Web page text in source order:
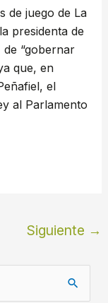
de juego de La
presidenta de
“gobernar
que, en
el
al Parlamento
Siguiente →